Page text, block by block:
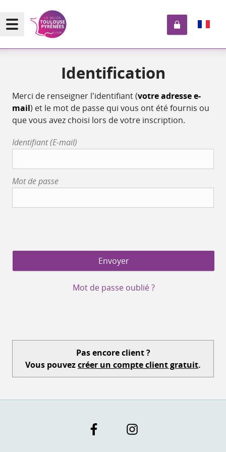
Identification
Merci de renseigner l'identifiant (votre adresse e-
mail) et le mot de passe qui vous ont été fournis ou
que vous avez choisi lors de votre inscription.
Identifiant (E-mail)
Mot de passe
Mot de passe oublié ?
Pas encore client ?
Vous pouvezcréer un compte client gratuit.